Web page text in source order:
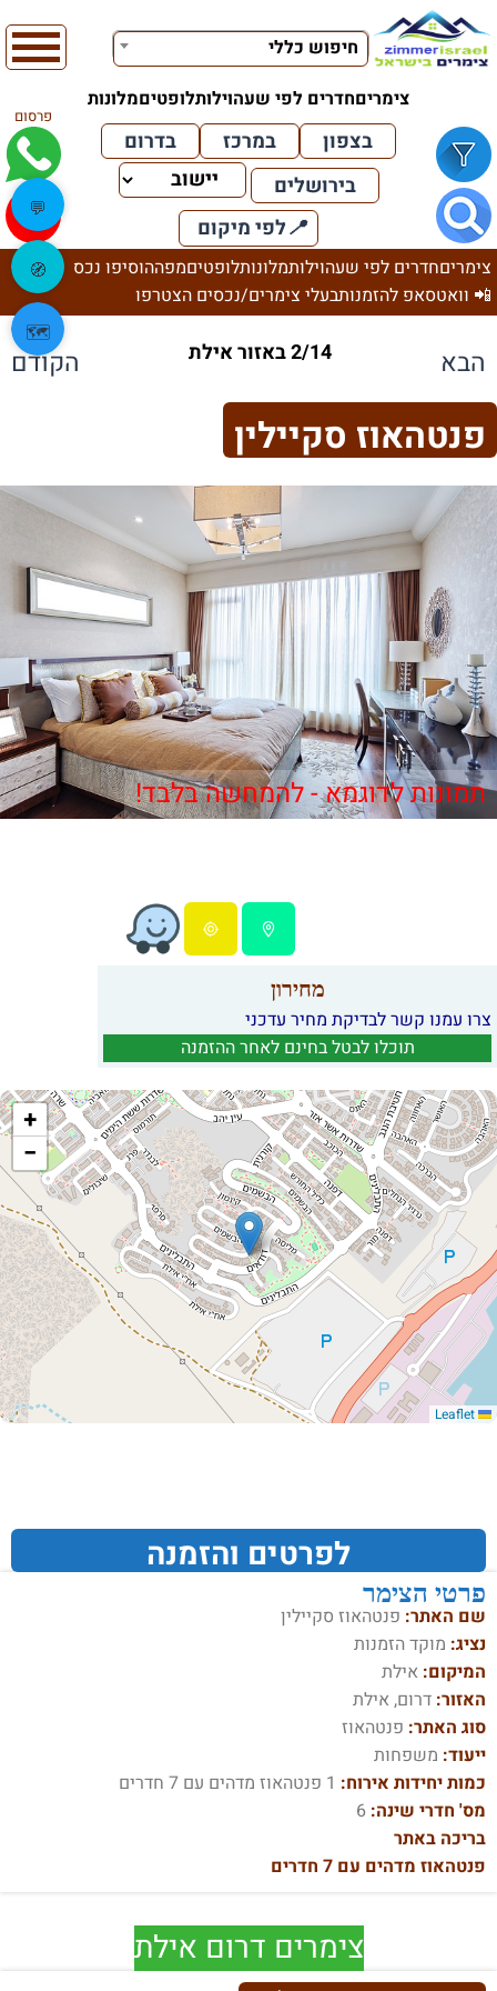
חיפוש כללי
צימריםחדרים לפי שעהוילותלופטיםמלונות
פרסום
בצפון במרכז
בדרום
בירושלים
📍לפי מיקום
צימריםחדרים לפי שעהוילותמלונותלופטיםמפההוסיפו נכס
📲 וואטסאפ להזמנותבעלי צימרים/נכסים הצטרפו
הבא 2/14 באזור אילת הקודם
פנטהאוז סקיילין
תמונות לדוגמא - להמחשה בלבד!
מחירון
צרו עמנו קשר לבדיקת מחיר עדכני
תוכלו לבטל בחינם לאחר ההזמנה
+
−
לפרטים והזמנה
פרטי הצימר
שם האתר: פנטהאוז סקיילין
נציג: מוקד הזמנות
המיקום: אילת
האזור: דרום, אילת
סוג האתר: פנטהאוז
ייעוד: משפחות
כמות יחידות אירוח: 1 פנטהאוז מדהים עם 7 חדרים
מס' חדרי שינה: 6
בריכה באתר
פנטהאוז מדהים עם 7 חדרים
צימרים דרום אילת
💬
🧭
🗺️